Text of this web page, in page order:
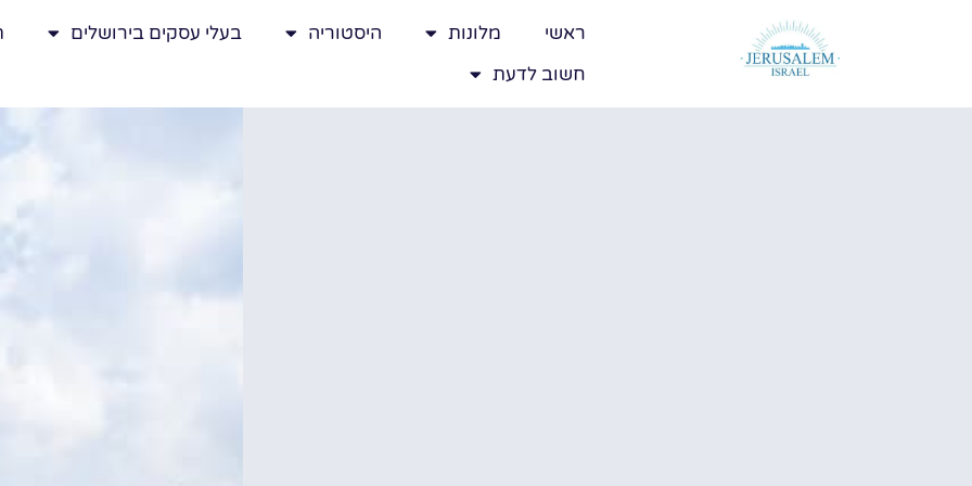
ראשי מלונות היסטוריה בעלי עסקים בירושלים
חשוב לדעת